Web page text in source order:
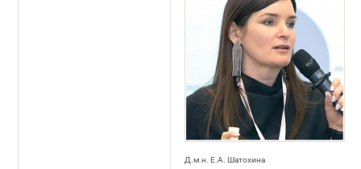
Д.м.н. Е.А. Шатохина